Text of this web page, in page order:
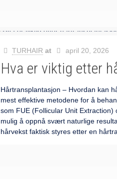
TURHAIR at april 20, 2026
Hva er viktig etter
Hårtransplantasjon – Hvordan kan
mest effektive metodene for å
som FUE (Follicular Unit
mulig å oppnå svært naturlige
hårvekst faktisk styres etter en